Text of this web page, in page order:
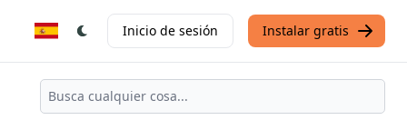
Inicio de sesión Instalar gratis